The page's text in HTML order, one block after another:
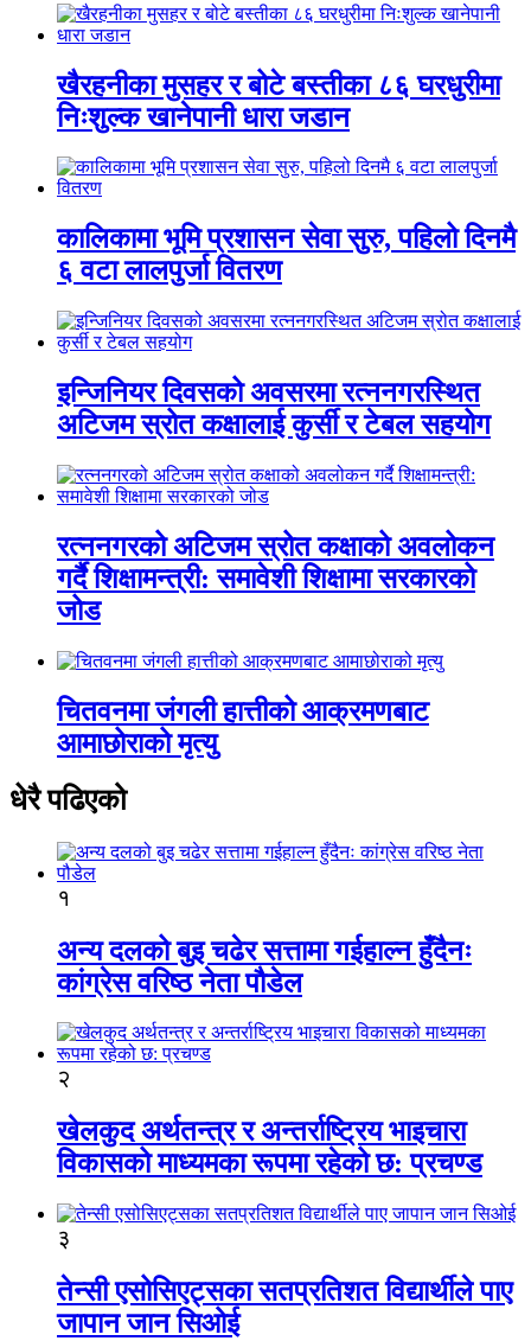
खैरहनीका मुसहर र बोटे बस्तीका ८६ घरधुरीमा
निःशुल्क खानेपानी धारा जडान
कालिकामा भूमि प्रशासन सेवा सुरु, पहिलो दिनमै
६ वटा लालपुर्जा वितरण
इन्जिनियर दिवसको अवसरमा रत्ननगरस्थित
अटिजम स्रोत कक्षालाई कुर्सी र टेबल सहयोग
रत्ननगरको अटिजम स्रोत कक्षाको अवलोकन
गर्दै शिक्षामन्त्री: समावेशी शिक्षामा सरकारको
जोड
चितवनमा जंगली हात्तीको आक्रमणबाट
आमाछोराको मृत्यु
धेरै पढिएको
१
अन्य दलको बुइ चढेर सत्तामा गईहाल्न हुँदैनः
कांग्रेस वरिष्ठ नेता पौडेल
२
खेलकुद अर्थतन्त्र र अन्तर्राष्ट्रिय भाइचारा
विकासको माध्यमका रूपमा रहेको छ: प्रचण्ड
३
तेन्सी एसोसिएट्सका सतप्रतिशत विद्यार्थीले पाए
जापान जान सिओई